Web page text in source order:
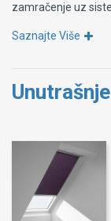
zamračenje uz
Saznajte Više